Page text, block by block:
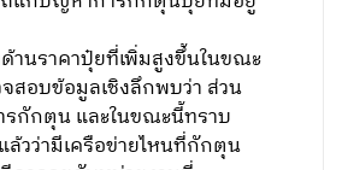
านราคาปุ๋ยที่เพิ่มสูงขึ้นในขณะ
สอบข้อมูลเชิงลึกพบว่า ส่วน
รกักตุน และในขณะนี้ทราบ
วว่ามีเครือข่ายไหนที่กักตุน